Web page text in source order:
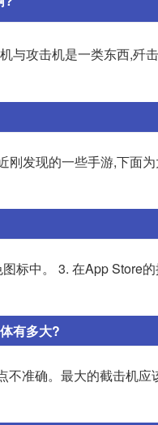
与攻击机是一类东西,歼
发现的一些手游,下面
标中。 3. 在App Store
有多大?
准确。最大的截击机